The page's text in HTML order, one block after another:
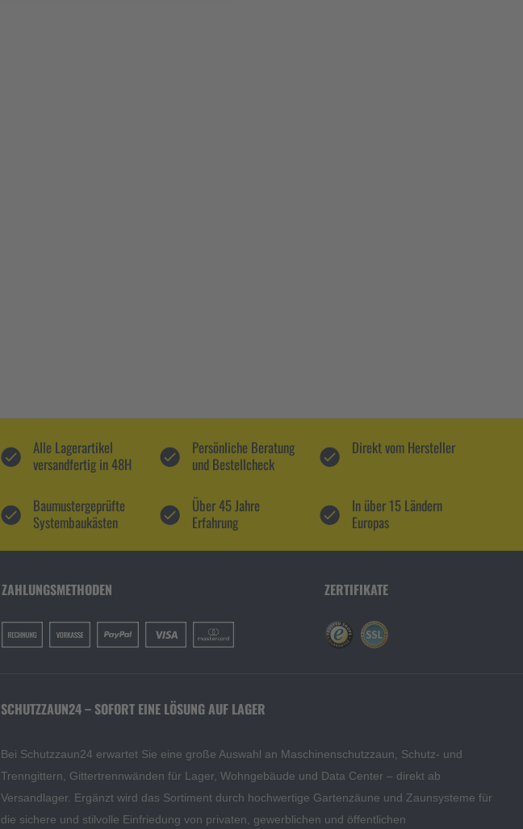
Alle Lagerartikel
versandfertig in 48H
Persönliche Beratung
und Bestellcheck
Direkt vom Hersteller
Baumustergeprüfte
Systembaukästen
Über 45 Jahre
Erfahrung
In über 15 Ländern
Europas
ZAHLUNGSMETHODEN ZERTIFIKATE
SCHUTZZAUN24 – SOFORT EINE LÖSUNG AUF LAGER
Bei Schutzzaun24 erwartet Sie eine große Auswahl an Maschinenschutzzaun, Schutz- und
Trenngittern, Gittertrennwänden für Lager, Wohngebäude und Data Center – direkt ab
Versandlager. Ergänzt wird das Sortiment durch hochwertige Gartenzäune und Zaunsysteme für
die sichere und stilvolle Einfriedung von privaten, gewerblichen und öffentlichen